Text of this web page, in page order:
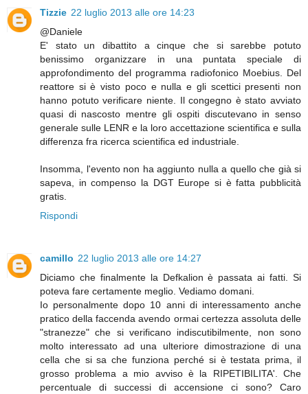
Tizzie 22 luglio 2013 alle ore 14:23
@Daniele
E' stato un dibattito a cinque che si sarebbe potuto
benissimo organizzare in una puntata speciale di
approfondimento del programma radiofonico Moebius. Del
reattore si è visto poco e nulla e gli scettici presenti non
hanno potuto verificare niente. Il congegno è stato avviato
quasi di nascosto mentre gli ospiti discutevano in senso
generale sulle LENR e la loro accettazione scientifica e sulla
differenza fra ricerca scientifica ed industriale.
Insomma, l'evento non ha aggiunto nulla a quello che già si
sapeva, in compenso la DGT Europe si è fatta pubblicità
gratis.
Rispondi
camillo 22 luglio 2013 alle ore 14:27
Diciamo che finalmente la Defkalion è passata ai fatti. Si
poteva fare certamente meglio. Vediamo domani.
Io personalmente dopo 10 anni di interessamento anche
pratico della faccenda avendo ormai certezza assoluta delle
"stranezze" che si verificano indiscutibilmente, non sono
molto interessato ad una ulteriore dimostrazione di una
cella che si sa che funziona perché si è testata prima, il
grosso problema a mio avviso è la RIPETIBILITA'. Che
percentuale di successi di accensione ci sono? Caro